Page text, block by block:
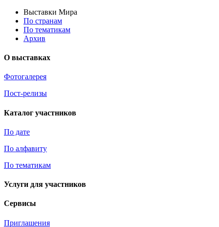
Выставки Мира
По странам
По тематикам
Архив
О выставках
Фотогалерея
Пост-релизы
Каталог участников
По дате
По алфавиту
По тематикам
Услуги для участников
Сервисы
Приглашения